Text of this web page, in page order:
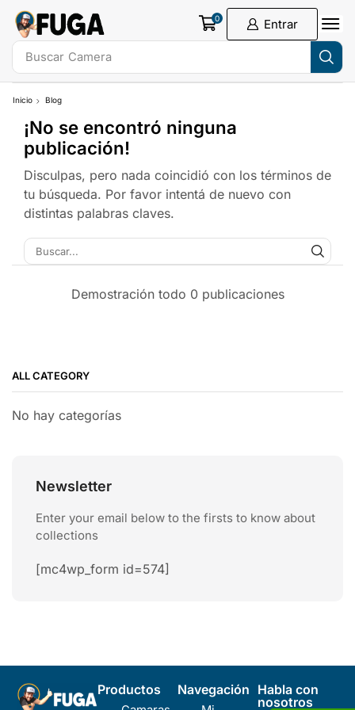
Buscar Camera
0 Entrar
Inicio Blog
¡No se encontró ninguna
publicación!
Disculpas, pero nada coincidió con los términos de
tu búsqueda. Por favor intentá de nuevo con
distintas palabras claves.
Demostración todo 0 publicaciones
ALL CATEGORY
No hay categorías
Newsletter
Enter your email below to the firsts to know about
collections
[mc4wp_form id=574]
Productos Navegación Habla con
nosotros